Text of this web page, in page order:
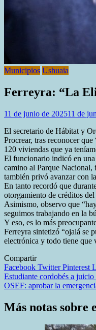
Municipios Ushuaia
Ferreyra: “La
11 de junio de 202511 de
El secretario de Hábitat y
Procrear, tras reconocer
120 viviendas que ya
El funcionario indicó en una
camino al Parque Nacional,
también privó avanzar con
En tanto recordó que
otorgamiento de créditos
Asimismo, observo que
seguimos trabajando en la
Y eso, es lo más
Ferreyra sintetizó “ojalá se
electrónica y todo tiene que
Compartir
Facebook TwitterPinterest
Navegación
de
entradas
Estudiante cordobés a
OSEF: aprobar la
Más notas sobre